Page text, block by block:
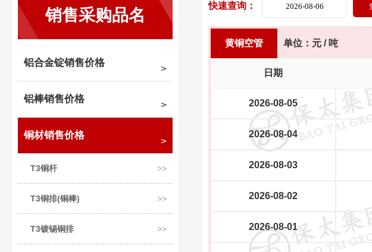
销售采购品名
铝合金锭销售价格
铝棒销售价格
铜材销售价格
T3铜杆
T3铜排(铜棒)
T3镀锡铜排
快速查询：
黄铜空管 单位：元 / 吨
日期
2026-08-05
2026-08-04
2026-08-03
2026-08-02
2026-08-01